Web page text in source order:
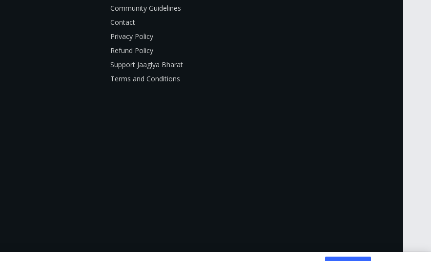
Community Guidelines
Contact
Privacy Policy
Refund Policy
Support Jaaglya Bharat
Terms and Conditions